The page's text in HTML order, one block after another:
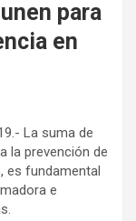
para
en
La suma de
la prevención de
es fundamental
e